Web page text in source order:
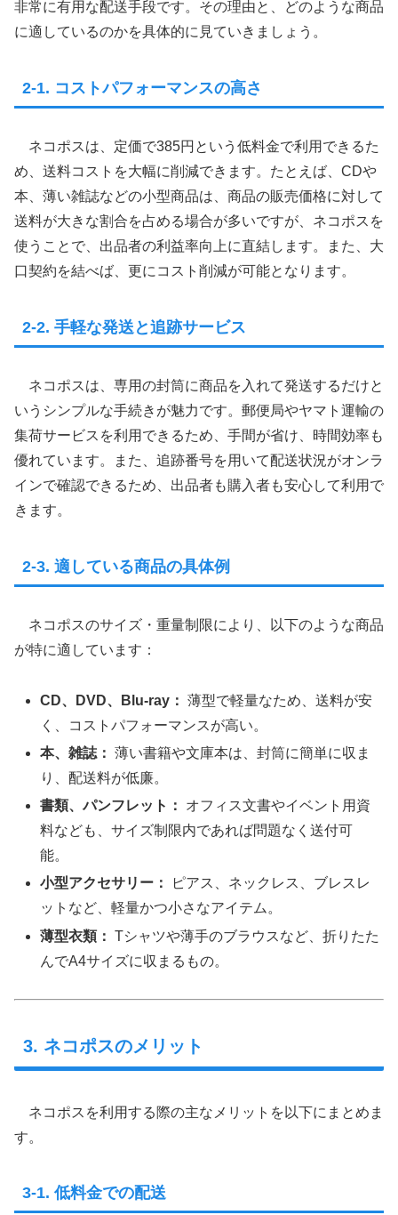
非常に有用な配送手段です。その理由と、どのような商品
に適しているのかを具体的に見ていきましょう。
2-1. コストパフォーマンスの高さ
ネコポスは、定価で385円という低料金で利用できるた
め、送料コストを大幅に削減できます。たとえば、CDや
本、薄い雑誌などの小型商品は、商品の販売価格に対して
送料が大きな割合を占める場合が多いですが、ネコポスを
使うことで、出品者の利益率向上に直結します。また、大
口契約を結べば、更にコスト削減が可能となります。
2-2. 手軽な発送と追跡サービス
ネコポスは、専用の封筒に商品を入れて発送するだけと
いうシンプルな手続きが魅力です。郵便局やヤマト運輸の
集荷サービスを利用できるため、手間が省け、時間効率も
優れています。また、追跡番号を用いて配送状況がオンラ
インで確認できるため、出品者も購入者も安心して利用で
きます。
2-3. 適している商品の具体例
ネコポスのサイズ・重量制限により、以下のような商品
が特に適しています：
CD、DVD、Blu-ray： 薄型で軽量なため、送料が安
く、コストパフォーマンスが高い。
本、雑誌： 薄い書籍や文庫本は、封筒に簡単に収ま
り、配送料が低廉。
書類、パンフレット：
オフィス文書やイベント用資
料なども、サイズ制限内であれば問題なく送付可
能。
小型アクセサリー：
ピアス、ネックレス、ブレスレ
ットなど、軽量かつ小さなアイテム。
薄型衣類： Tシャツや薄手のブラウスなど、折りたた
んでA4サイズに収まるもの。
3. ネコポスのメリット
ネコポスを利用する際の主なメリットを以下にまとめま
す。
3-1. 低料金での配送